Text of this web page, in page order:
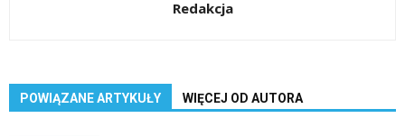
Redakcja
POWIĄZANE ARTYKUŁY WIĘCEJ OD AUTORA